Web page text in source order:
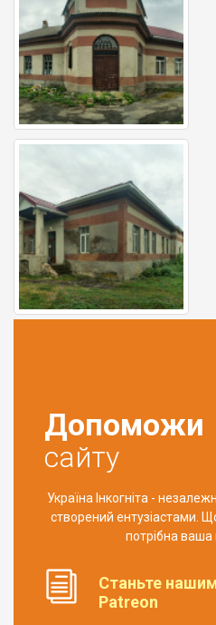
Допоможи
сайту
Україна Інкогніта -
створений ентузіастами.
потрібна ваша
Станьте
Patreon